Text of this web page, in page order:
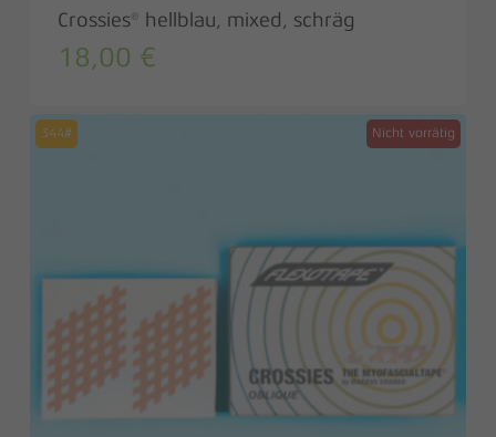
Crossies® hellblau, mixed, schräg
18,00 €
344# Nicht vorrätig